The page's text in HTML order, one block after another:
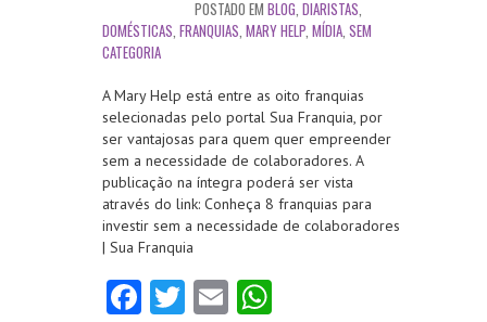
POSTADO EM BLOG, DIARISTAS,
DOMÉSTICAS, FRANQUIAS, MARY HELP, MÍDIA, SEM
CATEGORIA
A Mary Help está entre as oito franquias
selecionadas pelo portal Sua Franquia, por
ser vantajosas para quem quer empreender
sem a necessidade de colaboradores. A
publicação na íntegra poderá ser vista
através do link: Conheça 8 franquias para
investir sem a necessidade de colaboradores
| Sua Franquia
Fa T E